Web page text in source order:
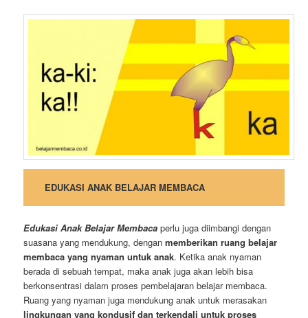
EDUKASI ANAK BELAJAR MEMBACA
Edukasi Anak Belajar Membaca perlu juga diimbangi dengan
suasana yang mendukung, denganmemberikan ruang belajar
membaca yang nyaman untuk anak. Ketika anak nyaman
berada di sebuah tempat, maka anak juga akan lebih bisa
berkonsentrasi dalam proses pembelajaran belajar membaca.
Ruang yang nyaman juga mendukung anak untuk merasakan
lingkungan yang kondusif dan terkendali untuk proses